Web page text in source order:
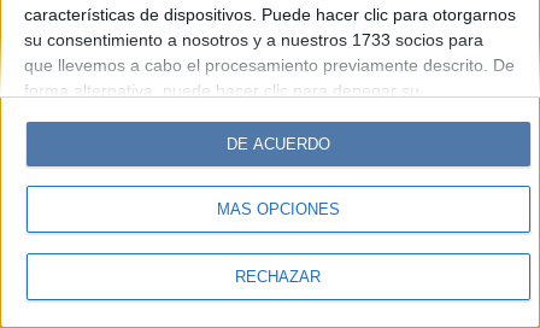
características de dispositivos. Puede hacer clic para otorgarnos
su consentimiento a nosotros y a nuestros 1733 socios para
que llevemos a cabo el procesamiento previamente descrito. De
forma alternativa, puede hacer clic para denegar su
cambiar sus preferencias antes de otorgar su consentimiento.
Tenga en cuenta que algún procesamiento de sus datos
personales puede no requerir de su consentimiento, pero usted
tiene el derecho de rechazar tal procesamiento. Sus
sus preferencias o retirar su consentimiento en cualquier
MÁS OPCIONES
RECHAZAR
DE ACUERDO